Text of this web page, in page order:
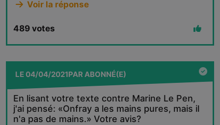
Voir la réponse
489 votes
LE04/04/2021PARABONNÉ(E)
En lisant votre texte contre Marine Le Pen,
j'ai pensé: «Onfray a les mains pures, mais il
n'a pas de mains.» Votre avis?